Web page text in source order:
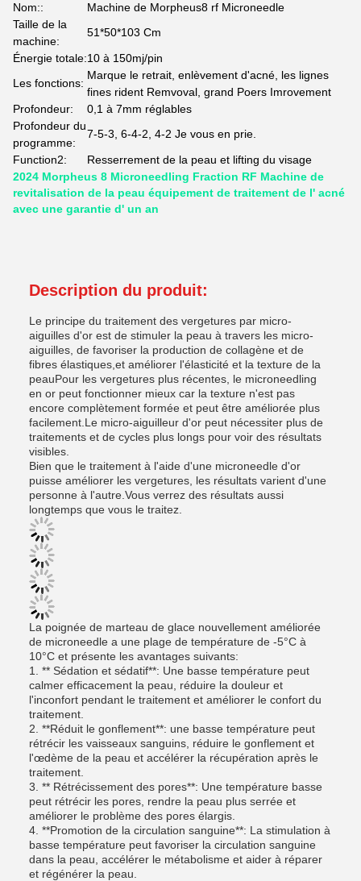
Nom::
Machine de Morpheus8 rf Microneedle
Taille de la
machine:
51*50*103 Cm
Énergie totale:10 à 150mj/pin
Les fonctions:
Marque le retrait, enlèvement d'acné, les lignes
fines rident Remvoval, grand Poers Imrovement
Profondeur:
0,1 à 7mm réglables
Profondeur du
programme:
7-5-3, 6-4-2, 4-2 Je vous en prie.
Function2:
Resserrement de la peau et lifting du visage
2024 Morpheus 8 Microneedling Fraction RF Machine de
revitalisation de la peau équipement de traitement de l' acné
avec une garantie d' un an
Description du produit:
Le principe du traitement des vergetures par micro-
aiguilles d'or est de stimuler la peau à travers les micro-
aiguilles, de favoriser la production de collagène et de
fibres élastiques,et améliorer l'élasticité et la texture de la
peauPour les vergetures plus récentes, le microneedling
en or peut fonctionner mieux car la texture n'est pas
encore complètement formée et peut être améliorée plus
facilement.Le micro-aiguilleur d'or peut nécessiter plus de
traitements et de cycles plus longs pour voir des résultats
visibles.
Bien que le traitement à l'aide d'une microneedle d'or
puisse améliorer les vergetures, les résultats varient d'une
personne à l'autre.Vous verrez des résultats aussi
longtemps que vous le traitez.
La poignée de marteau de glace nouvellement améliorée
de microneedle a une plage de température de -5°C à
10°C et présente les avantages suivants:
1. ** Sédation et sédatif**: Une basse température peut
calmer efficacement la peau, réduire la douleur et
l'inconfort pendant le traitement et améliorer le confort du
traitement.
2. **Réduit le gonflement**: une basse température peut
rétrécir les vaisseaux sanguins, réduire le gonflement et
l'œdème de la peau et accélérer la récupération après le
traitement.
3. ** Rétrécissement des pores**: Une température basse
peut rétrécir les pores, rendre la peau plus serrée et
améliorer le problème des pores élargis.
4. **Promotion de la circulation sanguine**: La stimulation à
basse température peut favoriser la circulation sanguine
dans la peau, accélérer le métabolisme et aider à réparer
et régénérer la peau.